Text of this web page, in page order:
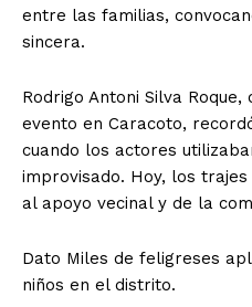
entre las familias,
sincera.
Rodrigo Antoni Silva
evento en Caracoto,
cuando los actores
improvisado. Hoy, los
al apoyo vecinal y de la
Dato Miles de feligreses
niños en el distrito.